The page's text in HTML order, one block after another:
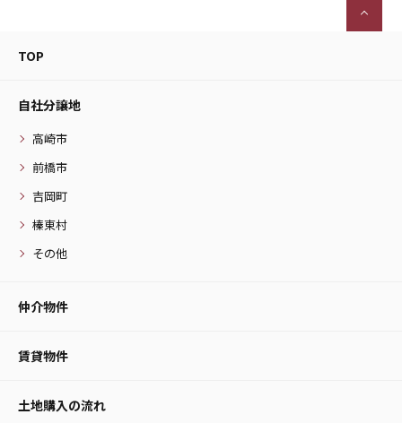
TOP
自社分譲地
高崎市
前橋市
吉岡町
榛東村
その他
仲介物件
賃貸物件
土地購入の流れ